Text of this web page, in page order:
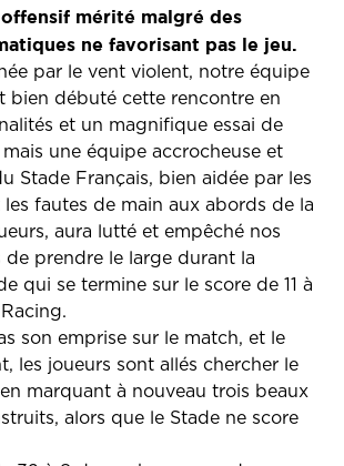
mérité malgré des
ne favorisant pas le jeu.
par le vent violent, notre équipe
bien débuté cette rencontre en
et un magnifique essai de
une équipe accrocheuse et
Stade Français, bien aidée par les
fautes de main aux abords de la
aura lutté et empêché nos
de prendre le large durant la
qui se termine sur le score de 11 à
son emprise sur le match, et le
les joueurs sont allés chercher le
marquant à nouveau trois beaux
alors que le Stade ne score